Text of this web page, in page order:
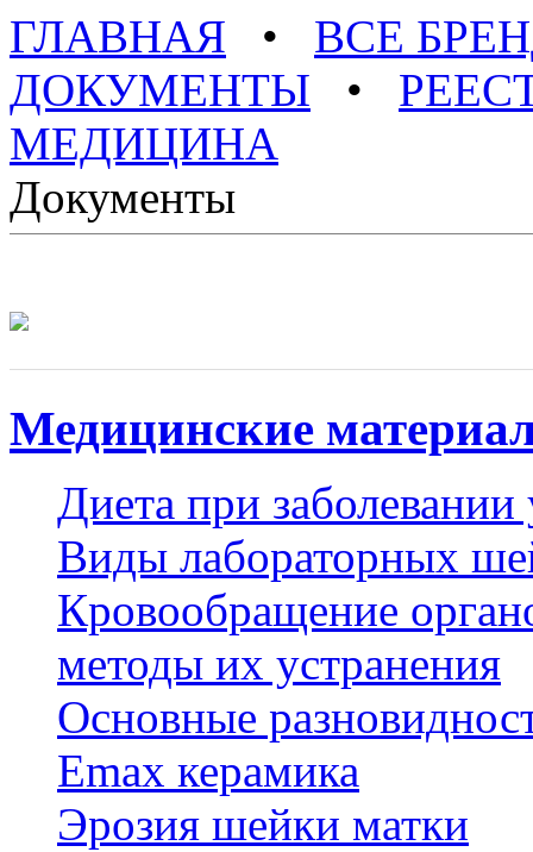
ГЛАВНАЯ • ВСЕ
ДОКУМЕНТЫ •
МЕДИЦИНА
Документы
Медицинские
Диета при
Виды лабораторных
Кровообращение
методы их устранения
Основные
Emax керамика
Эрозия шейки матки